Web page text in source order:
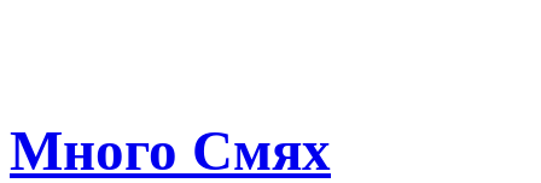
Много Смях